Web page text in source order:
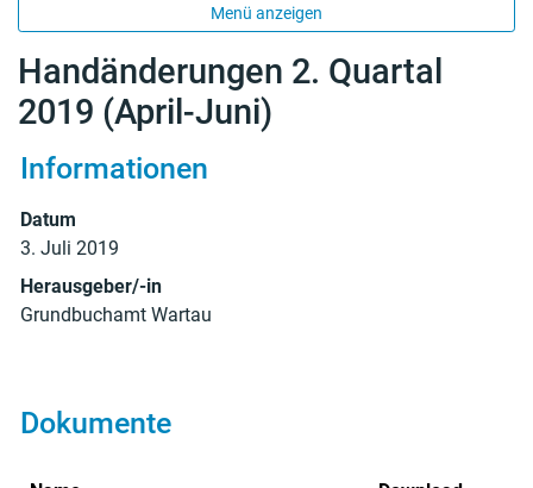
Menü anzeigen
Handänderungen 2. Quartal
2019 (April-Juni)
Informationen
Datum
3. Juli 2019
Herausgeber/-in
Grundbuchamt Wartau
Dokumente